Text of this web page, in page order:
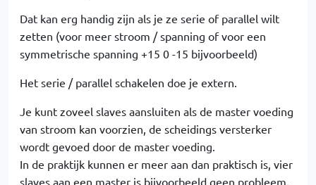
Dat kan erg handig zijn als je ze serie of parallel wilt
zetten (voor meer stroom / spanning of voor een
symmetrische spanning +15 0 -15 bijvoorbeeld)
Het serie / parallel schakelen doe je extern.
Je kunt zoveel slaves aansluiten als de master voeding
van stroom kan voorzien, de scheidings versterker
wordt gevoed door de master voeding.
In de praktijk kunnen er meer aan dan praktisch is, vier
slaves aan een master is bijvoorbeeld geen probleem.